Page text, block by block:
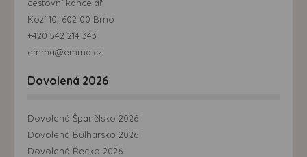
cestovní kancelář
Kozí 10, 602 00 Brno
+420 542 214 343
emma@emma.cz
Dovolená 2026
Dovolená Španělsko 2026
Dovolená Bulharsko 2026
Dovolená Řecko 2026